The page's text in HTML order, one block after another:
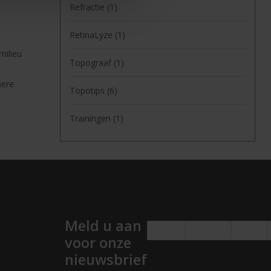
die u aan ze heeft
Refractie (1)
RetinaLyze (1)
Topograaf (1)
Topotips (6)
Trainingen (1)
Meld u aan
voor onze
nieuwsbrief
Emailadres
* Bedrijfsnaam
* Voornaam